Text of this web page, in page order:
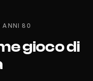
ANNI 80
gioco di